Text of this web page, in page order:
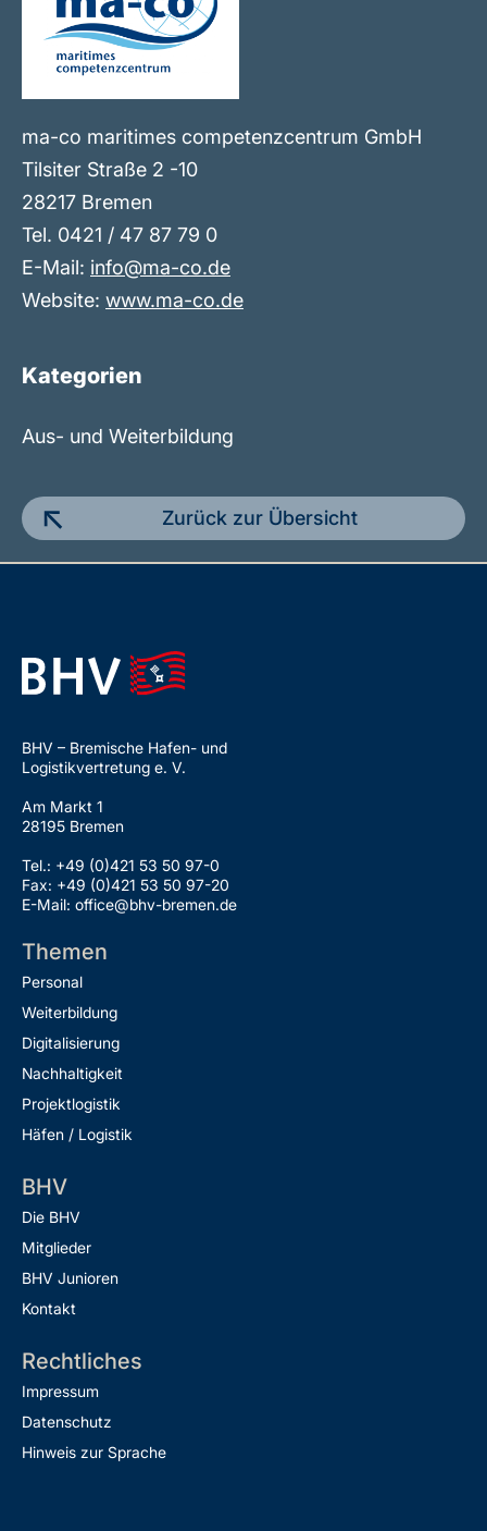
ma-co maritimes competenzcentrum GmbH
Tilsiter Straße 2 -10
28217 Bremen
Tel. 0421 / 47 87 79 0
E-Mail: info@ma-co.de
Website: www.ma-co.de
Kategorien
Aus- und Weiterbildung
Zurück zur Übersicht
BHV – Bremische Hafen- und
Logistikvertretung e. V.
Am Markt 1
28195 Bremen
Tel.: +49 (0)421 53 50 97-0
Fax: +49 (0)421 53 50 97-20
E-Mail: office@bhv-bremen.de
Themen
Personal
Weiterbildung
Digitalisierung
Nachhaltigkeit
Projektlogistik
Häfen / Logistik
BHV
Die BHV
Mitglieder
BHV Junioren
Kontakt
Rechtliches
Impressum
Datenschutz
Hinweis zur Sprache